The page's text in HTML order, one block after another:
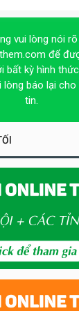
vui lòng nói
để
bất kỳ hình
lòng báo lại
tin.